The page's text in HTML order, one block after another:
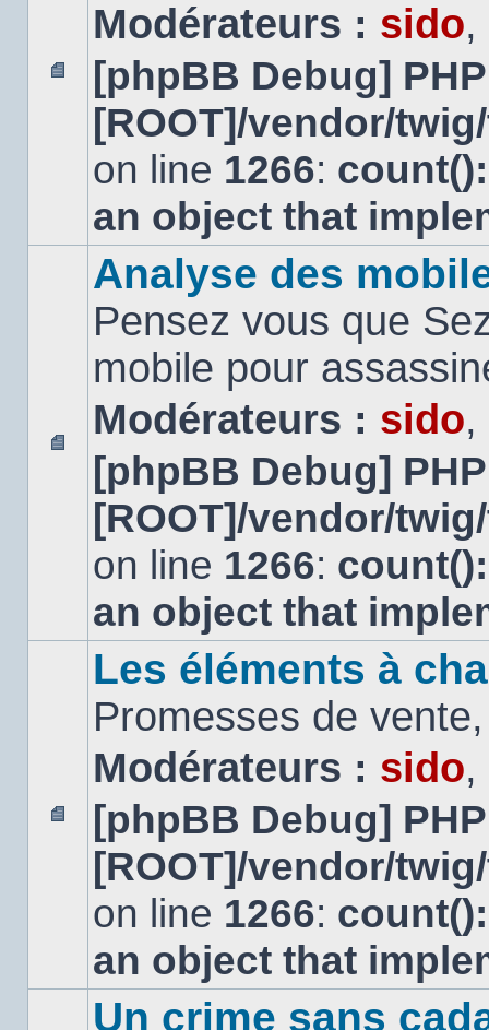
Aucun
message
non
Modérateurs : sido,
[phpBB Debug]
[ROOT]/vendor/
on line 1266:
an object that
Aucun
message
non
Analyse des
Pensez vous que
mobile pour
Modérateurs : sido,
[phpBB Debug]
[ROOT]/vendor/
on line 1266:
an object that
Aucun
message
non
Les éléments à
Promesses de
Modérateurs : sido,
[phpBB Debug]
[ROOT]/vendor/
on line 1266:
an object that
Un crime sans